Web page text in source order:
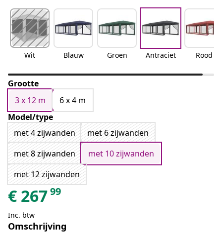
Wit Blauw Groen Antraciet Rood
Grootte
3 x 12 m
6 x 4 m
Model/type
met 4 zijwanden
met 6 zijwanden
met 8 zijwanden
met 10 zijwanden
met 12 zijwanden
€ 26799
Inc. btw
Omschrijving